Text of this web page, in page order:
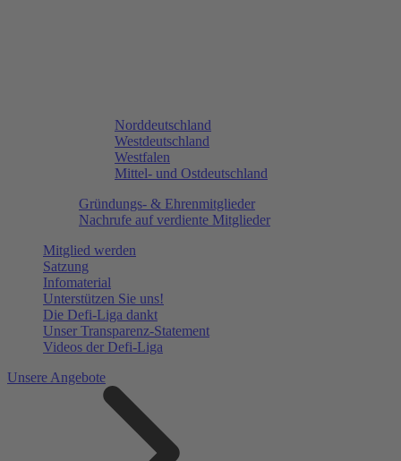
Norddeutschland
Westdeutschland
Westfalen
Mittel- und Ostdeutschland
Gründungs- & Ehrenmitglieder
Nachrufe auf verdiente Mitglieder
Mitglied werden
Satzung
Infomaterial
Unterstützen Sie uns!
Die Defi-Liga dankt
Unser Transparenz-Statement
Videos der Defi-Liga
Unsere Angebote